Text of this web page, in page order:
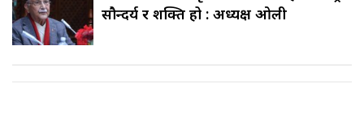
सौन्दर्य र शक्ति हो : अध्यक्ष ओली